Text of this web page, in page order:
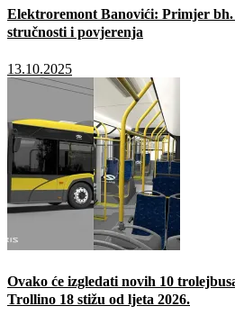
Elektroremont Banovići: Primjer
stručnosti i povjerenja
13.10.2025
Ovako će izgledati novih 10
Trollino 18 stižu od ljeta 2026.